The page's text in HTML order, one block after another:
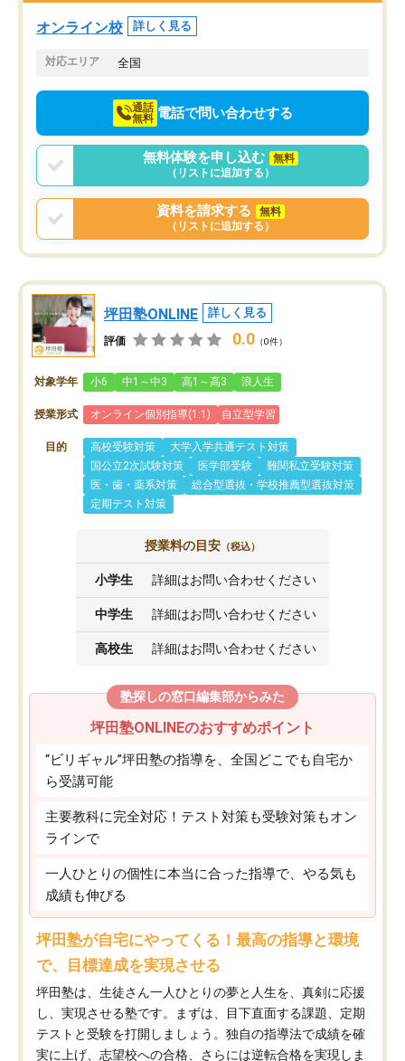
オンライン校 詳しく見る
対応エリア 全国
通話
無料 電話で問い合わせする
無料体験を申し込む
無料
（リストに追加する）
資料を請求する
無料
（リストに追加する）
坪田塾ONLINE 詳しく見る
評価 0.0 （0件）
対象学年 小6 中1～中3 高1～高3 浪人生
授業形式 オンライン個別指導(1:1) 自立型学習
目的 高校受験対策
大学入学共通テスト対策
国公立2次試験対策
医学部受験
難関私立受験対策
医・歯・薬系対策
総合型選抜・学校推薦型選抜対策
定期テスト対策
授業料の目安 （税込）
小学生 詳細はお問い合わせください
中学生 詳細はお問い合わせください
高校生 詳細はお問い合わせください
塾探しの窓口編集部からみた
坪田塾ONLINEのおすすめポイント
“ビリギャル”坪田塾の指導を、全国どこでも自宅か
ら受講可能
主要教科に完全対応！テスト対策も受験対策もオン
ラインで
一人ひとりの個性に本当に合った指導で、やる気も
成績も伸びる
坪田塾が自宅にやってくる！最高の指導と環境
で、目標達成を実現させる
坪田塾は、生徒さん一人ひとりの夢と人生を、真剣に応援
し、実現させる塾です。まずは、目下直面する課題、定期
テストと受験を打開しましょう。独自の指導法で成績を確
実に上げ、志望校への合格、さらには逆転合格を実現しま